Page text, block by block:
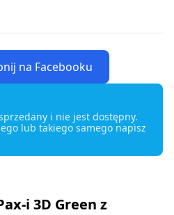
na Facebooku
i nie jest dostępny.
lub takiego samego napisz
i 3D Green z